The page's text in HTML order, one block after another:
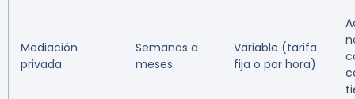
Mediación
privada
Semanas a
meses
Variable (tarifa
fija o por hora)